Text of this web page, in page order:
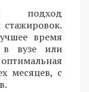
подход
время
вузе или
месяцев, с